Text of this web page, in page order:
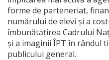
forme de parteneriat,
numărului de elevi și a
îmbunătățirea Cadrului
și a imaginii ÎPT în rândul
publicului general.